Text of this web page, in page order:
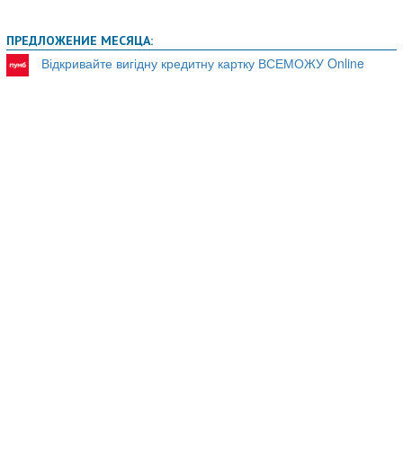
ПРЕДЛОЖЕНИЕ МЕСЯЦА:
Відкривайте вигідну кредитну картку ВСЕМОЖУ Online